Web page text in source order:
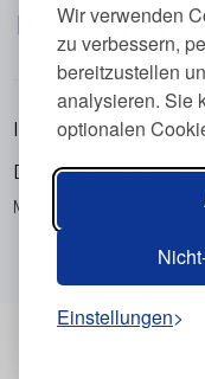
Wir verwenden
zu verbessern,
bereitzustellen
analysieren. Sie
optionalen
Einstellungen
Metabolic Balance
Impressum
Datenschutzrichtlinie